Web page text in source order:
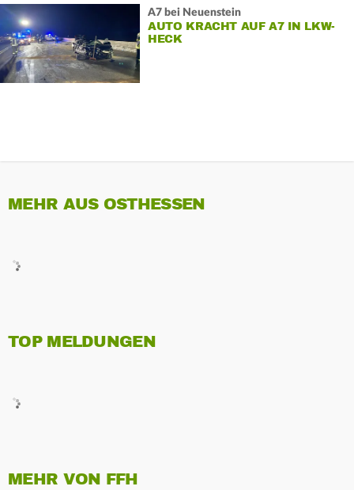
A7 bei Neuenstein
AUTO KRACHT AUF A7 IN LKW-
HECK
MEHR AUS OSTHESSEN
TOP MELDUNGEN
MEHR VON FFH